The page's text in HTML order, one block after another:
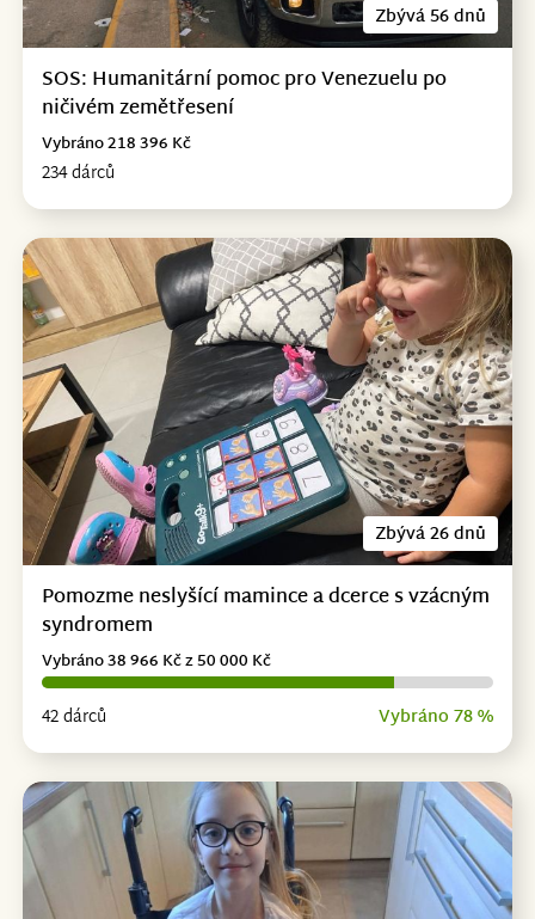
Zbývá 56 dnů
SOS: Humanitární pomoc pro Venezuelu po
ničivém zemětřesení
234 dárců
Vybráno 218 396 Kč
Zbývá 26 dnů
Pomozme neslyšící mamince a dcerce s vzácným
syndromem
42 dárců Vybráno 78 %
Vybráno 38 966 Kč z 50 000 Kč